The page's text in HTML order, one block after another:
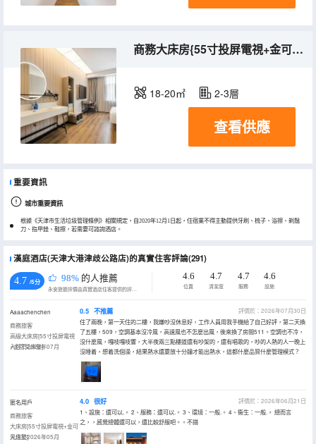
商務大床房{55寸投屏電視+金可兒床墊}
18-20㎡ 2-3層
查看供應
重要資訊
城市重要資訊
根據《天津市生活垃圾管理條例》相關規定，自2020年12月1日起，住宿業不得主動提供牙刷、梳子、浴擦、剃鬚
刀、指甲銼、鞋擦，若需要可諮詢酒店。
漢庭酒店(天津大港津歧公路店)的真實住客評論(291)
4.7 /5分 98% 的人推薦
永安旅遊評價由真實酒店住客提供的評價。
4.6
位置
4.7
清潔度
4.7
服務
4.6
設施
Aaaachenchen
商務旅客
高級大床房[55寸投屏電視
+金可兒床墊]
入住於2026年07月
0.5 不推薦
評價於：2026年07月30日
住了兩晚，第一天住的二樓，我嫌吵沒休息好，工作人員用我手機給了自己好評，第二天換
了五樓，509，空調基本沒冷風，高速風也不怎麼出風，後來換了房間511。空調也不冷，
沒什麼風，嘎吱嘎吱響，大半夜兩三點樓道還有吵架的，還有唱歌的，吵的人熱的人一晚上
沒睡着，想着洗個澡，結果熱水還要放十分鐘才能出熱水，這都什麼品質什麼管理模式？
匿名用戶
商務旅客
大床房[55寸投屏電視+金可
兒床墊]
入住於2026年05月
4.0 很好
評價於：2026年06月21日
1、設施：還可以.。 2、服務：還可以.。 3、環境：一般.。 4、衞生：一般.。 總而言
之，，感覺總體還可以，還比較舒服吧。。不錯